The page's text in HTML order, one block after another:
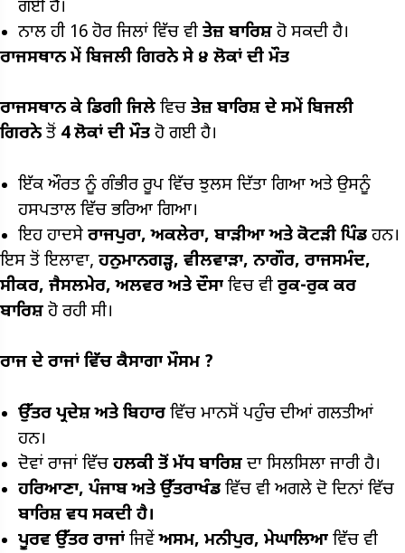
ਗਈ ਹੈ।
ਨਾਲ ਹੀ 16 ਹੋਰ ਜਿਲਾਂ ਵਿੱਚ ਵੀ ਤੇਜ਼ ਬਾਰਿਸ਼ ਹੋ ਸਕਦੀ ਹੈ।
ਰਾਜਸਥਾਨ ਮੇਂ ਬਿਜਲੀ ਗਿਰਨੇ ਸੇ ੪ ਲੋਕਾਂ ਦੀ ਮੌਤ
ਰਾਜਸਥਾਨ ਕੇ ਡਿਗੀ ਜਿਲੇ ਵਿਚ ਤੇਜ਼ ਬਾਰਿਸ਼ ਦੇ ਸਮੇਂ ਬਿਜਲੀ
ਗਿਰਨੇ ਤੋਂ 4ਲੋਕਾਂ ਦੀ ਮੌਤ ਹੋ ਗਈ ਹੈ।
ਇੱਕ ਔਰਤ ਨੂੰ ਗੰਭੀਰ ਰੂਪ ਵਿੱਚ ਝੁਲਸ ਦਿੱਤਾ ਗਿਆ ਅਤੇ ਉਸਨੂੰ
ਹਸਪਤਾਲ ਵਿੱਚ ਭਰਿਆ ਗਿਆ।
ਇਹ ਹਾਦਸੇ ਰਾਜਪੁਰਾ,ਅਕਲੇਰਾ, ਬਾੜੀਆ ਅਤੇ ਕੋਟੜੀ ਪਿੰਡ ਹਨ।
ਇਸ ਤੋਂ ਇਲਾਵਾ, ਹਨੁਮਾਨਗੜ੍ਹ, ਵੀਲਵਾੜਾ, ਨਾਗੌਰ, ਰਾਜਸਮੰਦ,
ਸੀਕਰ, ਜੈਸਲਮੇਰ,ਅਲਵਰ ਅਤੇ ਦੌਸਾ ਵਿਚ ਵੀ ਰੁਕ-ਰੁਕ ਕਰ
ਬਾਰਿਸ਼ ਹੋ ਰਹੀ ਸੀ।
ਰਾਜ ਦੇ ਰਾਜਾਂ ਵਿੱਚ ਕੈਸਾਗਾ ਮੌਸਮ ?
ਉੱਤਰ ਪ੍ਰਦੇਸ਼ ਅਤੇ ਬਿਹਾਰ ਵਿੱਚ ਮਾਨਸੋਂ ਪਹੁੰਚ ਦੀਆਂ ਗਲਤੀਆਂ
ਹਨ।
ਦੋਵਾਂ ਰਾਜਾਂ ਵਿੱਚ ਹਲਕੀ ਤੋਂ ਮੱਧ ਬਾਰਿਸ਼ ਦਾ ਸਿਲਸਿਲਾ ਜਾਰੀ ਹੈ।
ਹਰਿਆਣਾ, ਪੰਜਾਬ ਅਤੇ ਉੱਤਰਾਖੰਡ ਵਿੱਚ ਵੀ ਅਗਲੇ ਦੋ ਦਿਨਾਂ ਵਿੱਚ
ਬਾਰਿਸ਼ ਵਧ ਸਕਦੀ ਹੈ।
ਪੂਰਵ ਉੱਤਰ ਰਾਜਾਂ ਜਿਵੇਂਅਸਮ, ਮਨੀਪੁਰ, ਮੇਘਾਲਿਆ ਵਿੱਚ ਵੀ